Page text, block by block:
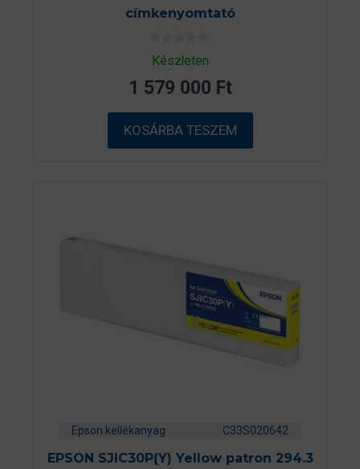
címkenyomtató
0
a
5
b
ő
l
Készleten
1 579 000 Ft
KOSÁRBA TESZEM
Epson kellékanyag C33S020642
EPSON SJIC30P(Y) Yellow patron 294.3